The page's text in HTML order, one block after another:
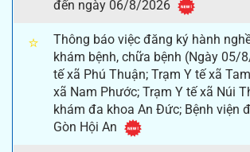
đến ngày 06/8/2026
⭐
Thông báo việc đăng ký hành
khám bệnh, chữa bệnh (Ngày 05/
tế xã Phú Thuận; Trạm Y tế xã
xã Nam Phước; Trạm Y tế xã Núi
khám đa khoa An Đức; Bệnh viện
Gòn Hội An